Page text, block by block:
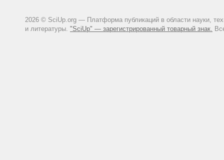
2026 © SciUp.org — Платформа публикаций в области науки,
и литературы. "SciUp" — зарегистрированный товарный знак.